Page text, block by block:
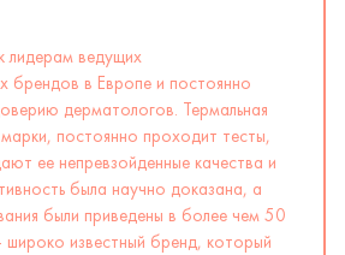
лидерам ведущих
брендов в Европе и постоянно
дерматологов. Термальная
постоянно проходит тесты,
ее непревзойденные качества и
была научно доказана, а
были приведены в более чем 50
широко известный бренд, который